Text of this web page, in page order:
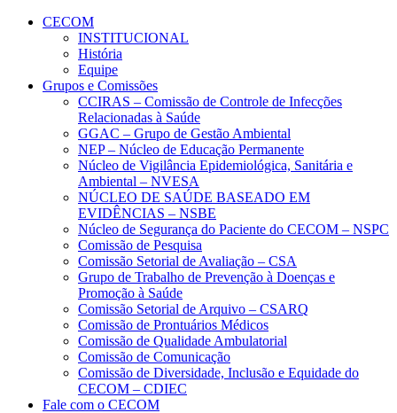
Conteúdo principal
CECOM
INSTITUCIONAL
História
Equipe
Grupos e Comissões
CCIRAS – Comissão de Controle de Infecções
Relacionadas à Saúde
GGAC – Grupo de Gestão Ambiental
NEP – Núcleo de Educação Permanente
Núcleo de Vigilância Epidemiológica, Sanitária e
Ambiental – NVESA
NÚCLEO DE SAÚDE BASEADO EM
EVIDÊNCIAS – NSBE
Núcleo de Segurança do Paciente do CECOM – NSPC
Comissão de Pesquisa
Comissão Setorial de Avaliação – CSA
Grupo de Trabalho de Prevenção à Doenças e
Promoção à Saúde
Comissão Setorial de Arquivo – CSARQ
Comissão de Prontuários Médicos
Comissão de Qualidade Ambulatorial
Comissão de Comunicação
Comissão de Diversidade, Inclusão e Equidade do
CECOM – CDIEC
Fale com o CECOM